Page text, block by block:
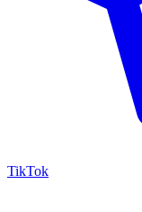
TikTok